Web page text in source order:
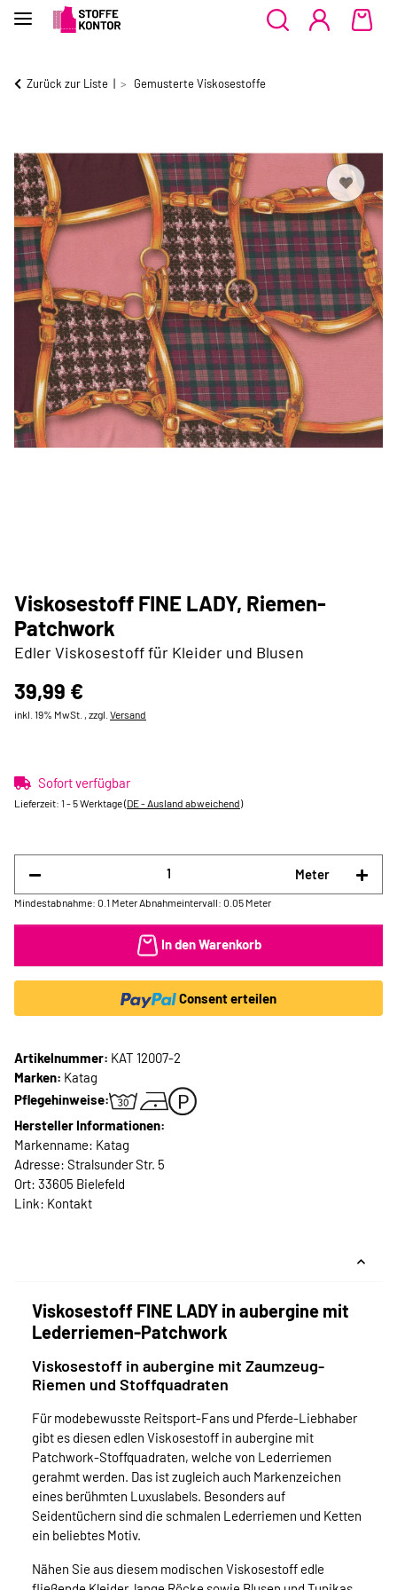
Zurück zur Liste Gemusterte Viskosestoffe
Viskosestoff FINE LADY, Riemen-
Patchwork
Edler Viskosestoff für Kleider und Blusen
39,99 €
inkl. 19% MwSt. , zzgl. Versand
Sofort verfügbar
Lieferzeit: 1 - 5 Werktage(DE - Ausland abweichend)
Meter
Mindestabnahme: 0.1 Meter Abnahmeintervall: 0.05 Meter
In den Warenkorb
Consent erteilen
Artikelnummer: KAT 12007-2
Marken: Katag
Pflegehinweise:
Hersteller Informationen:
Markenname: Katag
Adresse: Stralsunder Str. 5
Ort: 33605 Bielefeld
Link: Kontakt
Viskosestoff FINE LADY in aubergine mit
Lederriemen-Patchwork
Viskosestoff in aubergine mit Zaumzeug-
Riemen und Stoffquadraten
Für modebewusste Reitsport-Fans und Pferde-Liebhaber
gibt es diesen edlen Viskosestoff in aubergine mit
Patchwork-Stoffquadraten, welche von Lederriemen
gerahmt werden. Das ist zugleich auch Markenzeichen
eines berühmten Luxuslabels. Besonders auf
Seidentüchern sind die schmalen Lederriemen und Ketten
ein beliebtes Motiv.
Nähen Sie aus diesem modischen Viskosestoff edle